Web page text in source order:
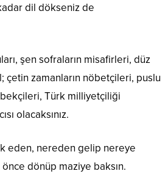
dil dökseniz de
şen sofraların misafirleri, düz
çetin zamanların nöbetçileri, puslu
bekçileri, Türk milliyetçiliği
olacaksınız.
eden, nereden gelip nereye
dönüp maziye baksın.